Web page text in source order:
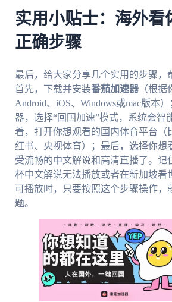
实用小贴士：海外看
正确步骤
最后，给大家分享几个实用的步骤，
首先，下载并安装番茄加速器（根据
Android、iOS、Windows或mac版本
器，选择“回国加速”模式，系统会智
着，打开你想观看的国内体育平台（
红书、央视体育）；最后，选择你想
受流畅的中文解说和高清直播了。记
杯中文解说无法播放或者在新加坡看
可播放时，只要按照这个步骤操作，
题。